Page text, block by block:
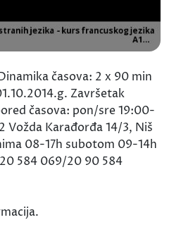
časova: 2 x 90 min
Završetak
časova: pon/sre 19:00-
Vožda Karađorđa 14/3, Niš
08-17h subotom 09-14h
584 069/20 90 584